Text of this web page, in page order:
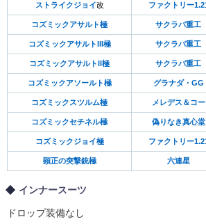
ストライクジョイ改 ファクトリー
コズミックアサルト極 サクラバ重工
コズミックアサルトIII極 サクラバ重工
コズミックアサルトII極 サクラバ重工
コズミックアソールト極 グラナダ・GG
コズミックスツルム極 メレデス＆コー
コズミックセチネル極 偽りなき真心堂
コズミックジョイ極 ファクトリー
顕正の突撃銃極 六連星
インナースーツ
ドロップ装備なし